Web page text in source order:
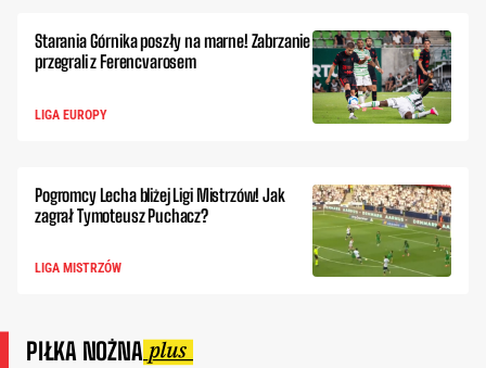
Starania Górnika poszły na marne! Zabrzanie
przegrali z Ferencvarosem
LIGA EUROPY
Pogromcy Lecha bliżej Ligi Mistrzów! Jak
zagrał Tymoteusz Puchacz?
LIGA MISTRZÓW
PIŁKA NOŻNA